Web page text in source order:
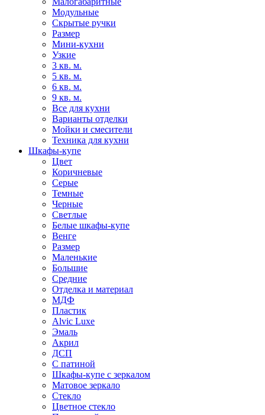
Модульные
Скрытые ручки
Размер
Мини-кухни
Узкие
3 кв. м.
5 кв. м.
6 кв. м.
9 кв. м.
Все для кухни
Варианты отделки
Мойки и смесители
Техника для кухни
Шкафы-купе
Цвет
Коричневые
Серые
Темные
Черные
Светлые
Белые шкафы-купе
Венге
Размер
Маленькие
Большие
Средние
Отделка и материал
МДФ
Пластик
Alvic Luxe
Эмаль
Акрил
ДСП
С патиной
Шкафы-купе с зеркалом
Матовое зеркало
Стекло
Цветное стекло